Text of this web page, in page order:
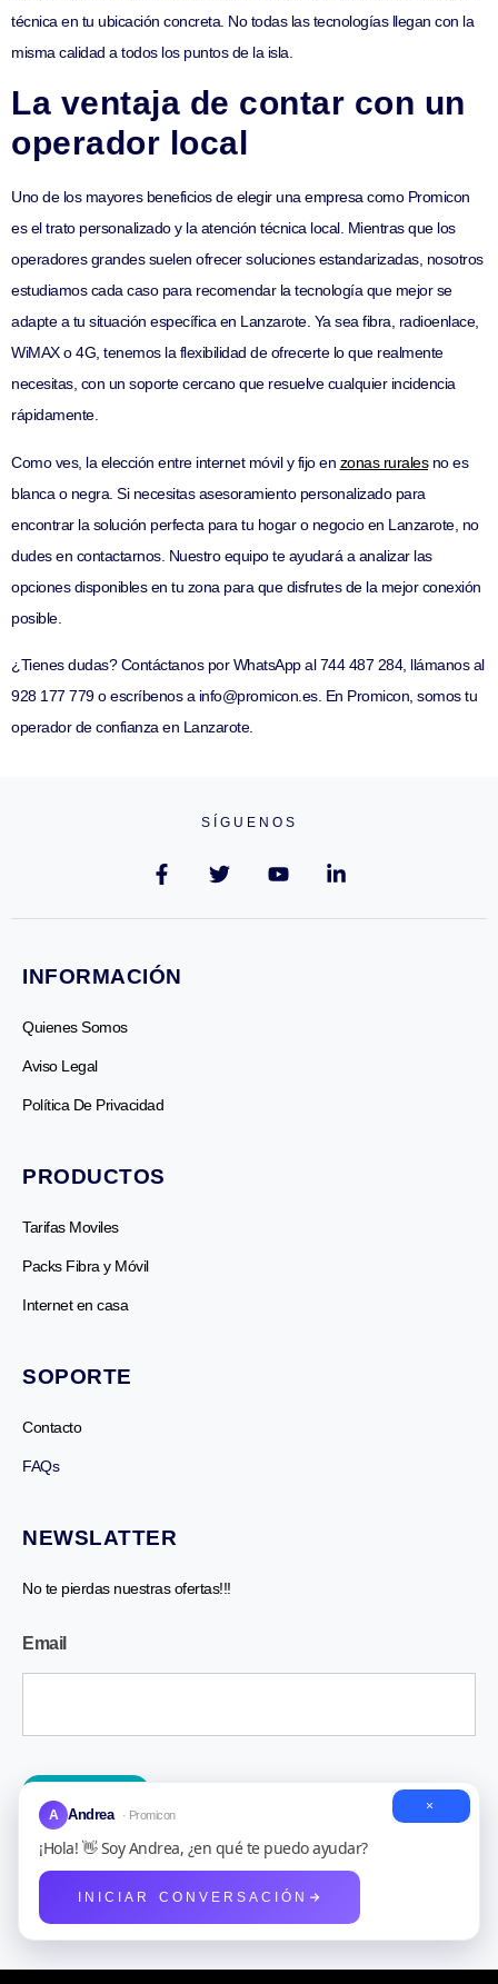
técnica en tu ubicación concreta. No todas las tecnologías llegan con la
misma calidad a todos los puntos de la isla.
La ventaja de contar con un
operador local
Uno de los mayores beneficios de elegir una empresa como Promicon
es el trato personalizado y la atención técnica local. Mientras que los
operadores grandes suelen ofrecer soluciones estandarizadas, nosotros
estudiamos cada caso para recomendar la tecnología que mejor se
adapte a tu situación específica en Lanzarote. Ya sea fibra, radioenlace,
WiMAX o 4G, tenemos la flexibilidad de ofrecerte lo que realmente
necesitas, con un soporte cercano que resuelve cualquier incidencia
rápidamente.
Como ves, la elección entre internet móvil y fijo en zonas ruralesno es
blanca o negra. Si necesitas asesoramiento personalizado para
encontrar la solución perfecta para tu hogar o negocio en Lanzarote, no
dudes en contactarnos. Nuestro equipo te ayudará a analizar las
opciones disponibles en tu zona para que disfrutes de la mejor conexión
posible.
¿Tienes dudas? Contáctanos por WhatsApp al 744 487 284, llámanos al
928 177 779 o escríbenos a info@promicon.es. En Promicon, somos tu
operador de confianza en Lanzarote.
SÍGUENOS
INFORMACIÓN
Quienes Somos
Aviso Legal
Política De Privacidad
PRODUCTOS
Tarifas Moviles
Packs Fibra y Móvil
Internet en casa
SOPORTE
Contacto
FAQs
NEWSLATTER
No te pierdas nuestras ofertas!!!
Newsletter
Email
×
A Andrea · Promicon
¡Hola! 👋 Soy Andrea, ¿en qué te puedo ayudar?
INICIAR CONVERSACIÓN